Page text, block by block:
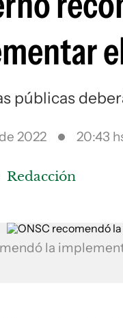
públicas
2022 20:43
Redacción
la